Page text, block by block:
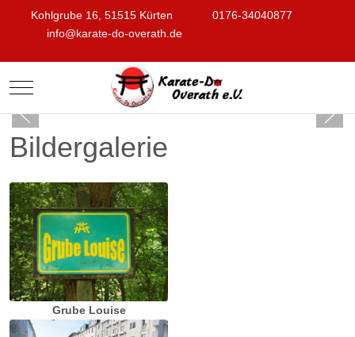
Kohlgrube 16, 51515 Kürten
0176-34040877
info@karate-do-overath.de
Mobile Menu Toggle
Bildergalerie
Grube Louise